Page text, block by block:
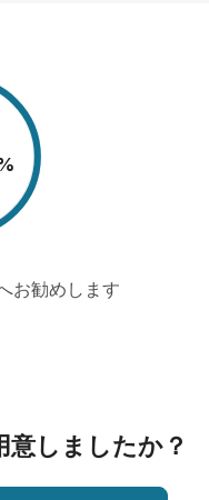
お勧めします
しましたか？